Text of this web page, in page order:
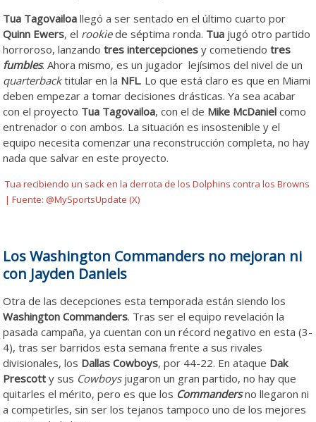
Tua Tagovailoa llegó a ser sentado en el último cuarto por
Quinn Ewers, el rookiede séptima ronda. Tua jugó otro partido
horroroso, lanzando tres intercepciones y cometiendotres
fumbles. Ahora mismo, es un jugador lejísimos del nivel de un
quarterbacktitular en la NFL. Lo que está claro es que en Miami
deben empezar a tomar decisiones drásticas. Ya sea acabar
con el proyecto Tua Tagovailoa, con el de Mike McDaniel como
entrenador o con ambos. La situación es insostenible y el
equipo necesita comenzar una reconstrucción completa, no hay
nada que salvar en este proyecto.
Tua recibiendo un sack en la derrota de los Dolphins contra los Browns
| Fuente: @MySportsUpdate (X)
Los Washington Commanders no mejoran ni
con Jayden Daniels
Otra de las decepciones esta temporada están siendo los
Washington Commanders. Tras ser el equipo revelación la
pasada campaña, ya cuentan con un récord negativo en esta (3-
4), tras ser barridos esta semana frente a sus rivales
divisionales, los Dallas Cowboys, por 44-22. En ataque Dak
Prescott y sus Cowboysjugaron un gran partido, no hay que
quitarles el mérito, pero es que los Commanders no llegaron ni
a competirles, sin ser los tejanos tampoco uno de los mejores